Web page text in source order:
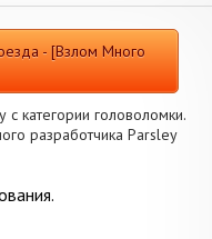
- [Взлом Много
категории головоломки.
разработчика Parsley